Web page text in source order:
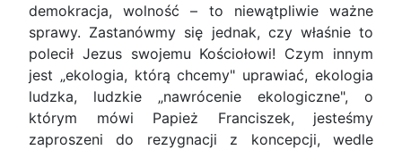
demokracja, wolność – to niewątpliwie ważne
sprawy. Zastanówmy się jednak, czy właśnie to
polecił Jezus swojemu Kościołowi! Czym innym
jest „ekologia, którą chcemy" uprawiać, ekologia
ludzka, ludzkie „nawrócenie ekologiczne", o
którym mówi Papież Franciszek, jesteśmy
zaproszeni do rezygnacji z koncepcji, wedle